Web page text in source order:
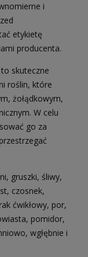
i
etykietę
producenta.
skuteczne
roślin, które
żołądkowym,
W celu
go za
gruszki, śliwy,
czosnek,
ćwikłowy, por,
pomidor,
wgłębnie i